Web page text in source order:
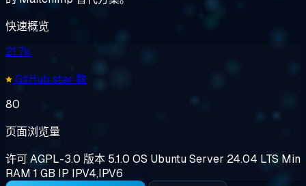
快速概览
21.7k
GitHub star 数
80
页面浏览量
许可AGPL-3.0 版本 5.1.0 OS Ubuntu Server 24.04 LTS Min
RAM 1 GB IP IPV4,IPV6